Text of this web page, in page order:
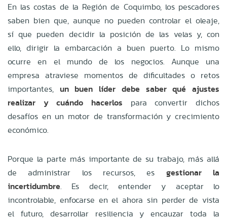
En las costas de la Región de Coquimbo, los pescadores
saben bien que, aunque no pueden controlar el oleaje,
sí que pueden decidir la posición de las velas y, con
ello, dirigir la embarcación a buen puerto. Lo mismo
ocurre en el mundo de los negocios. Aunque una
empresa atraviese momentos de dificultades o retos
importantes, un buen líder debe saber qué ajustes
realizar y cuándo hacerlos para convertir dichos
desafíos en un motor de transformación y crecimiento
económico.
Porque la parte más importante de su trabajo, más allá
de administrar los recursos, es gestionar la
incertidumbre. Es decir, entender y aceptar lo
incontrolable, enfocarse en el ahora sin perder de vista
el futuro, desarrollar resiliencia y encauzar toda la